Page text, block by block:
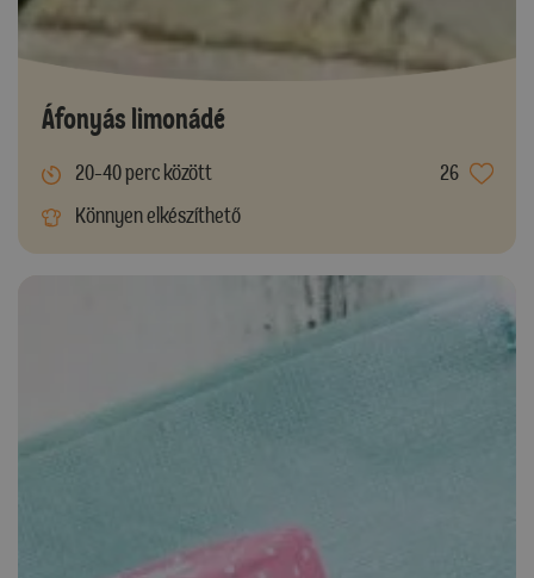
Áfonyás limonádé
20-40 perc között
26
Könnyen elkészíthető